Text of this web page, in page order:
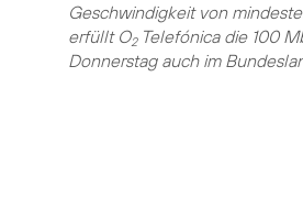
Geschwindigkeit von
erfüllt O2Telefónica die 100
Donnerstag auch im